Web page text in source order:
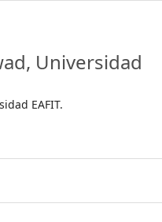
Universidad
EAFIT.